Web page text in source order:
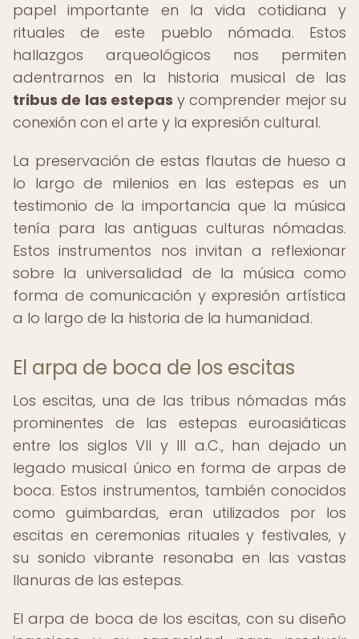
papel importante en la vida cotidiana y
rituales de este pueblo nómada. Estos
hallazgos arqueológicos nos permiten
adentrarnos en la historia musical de las
tribus de las estepas y comprender mejor su
conexión con el arte y la expresión cultural.
La preservación de estas flautas de hueso a
lo largo de milenios en las estepas es un
testimonio de la importancia que la música
tenía para las antiguas culturas nómadas.
Estos instrumentos nos invitan a reflexionar
sobre la universalidad de la música como
forma de comunicación y expresión artística
a lo largo de la historia de la humanidad.
El arpa de boca de los escitas
Los escitas, una de las tribus nómadas más
prominentes de las estepas euroasiáticas
entre los siglos VII y III a.C., han dejado un
legado musical único en forma de arpas de
boca. Estos instrumentos, también conocidos
como guimbardas, eran utilizados por los
escitas en ceremonias rituales y festivales, y
su sonido vibrante resonaba en las vastas
llanuras de las estepas.
El arpa de boca de los escitas, con su diseño